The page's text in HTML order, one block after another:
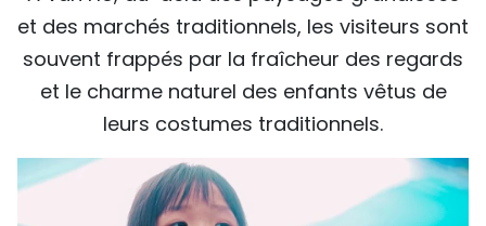
et des marchés traditionnels, les visiteurs sont
souvent frappés par la fraîcheur des regards
et le charme naturel des enfants vêtus de
leurs costumes traditionnels.